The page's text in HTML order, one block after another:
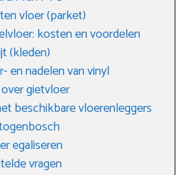
vloer (parket)
kosten en voordelen
(kleden)
en nadelen van vinyl
gietvloer
beschikbare vloerenleggers
egaliseren
vragen